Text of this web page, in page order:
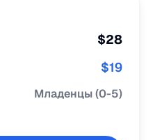
$28
$19
Младенцы(0-5)